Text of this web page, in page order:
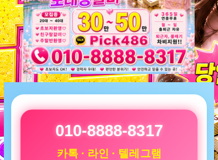
010-8888-8317
카톡 · 라인 · 텔레그램